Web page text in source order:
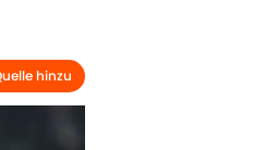
hinzu